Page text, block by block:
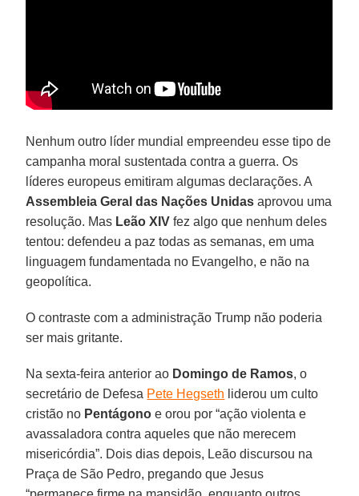
Nenhum outro líder mundial empreendeu esse tipo de
campanha moral sustentada contra a guerra. Os
líderes europeus emitiram algumas declarações. A
Assembleia Geral das Nações Unidas aprovou uma
resolução. Mas Leão XIV fez algo que nenhum deles
tentou: defendeu a paz todas as semanas, em uma
linguagem fundamentada no Evangelho, e não na
geopolítica.
O contraste com a administração Trump não poderia
ser mais gritante.
Na sexta-feira anterior ao Domingo de Ramos, o
secretário de Defesa Pete Hegseth liderou um culto
cristão no Pentágono e orou por “ação violenta e
avassaladora contra aqueles que não merecem
misericórdia”. Dois dias depois, Leão discursou na
Praça de São Pedro, pregando que Jesus